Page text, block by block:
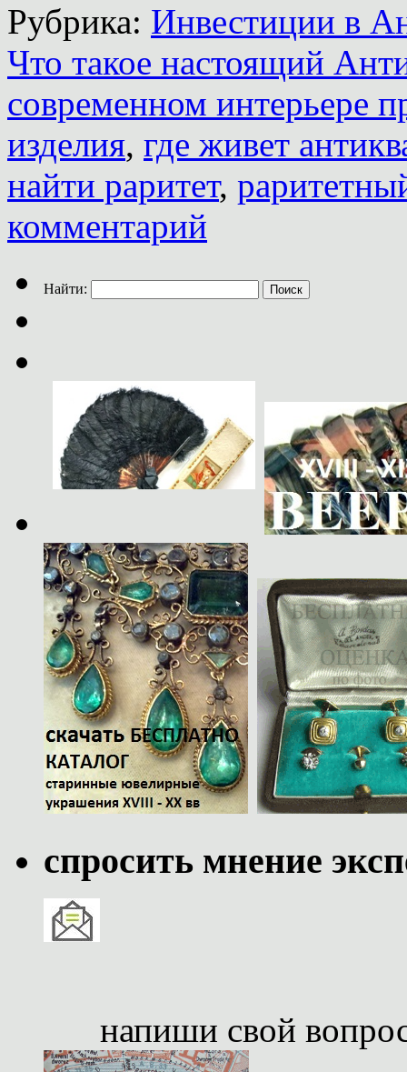
Рубрика: Инвестиции в
Что такое настоящий
современном интерьере
изделия, где живет
найти раритет,
комментарий
Найти:
спросить мнение
напиши свой